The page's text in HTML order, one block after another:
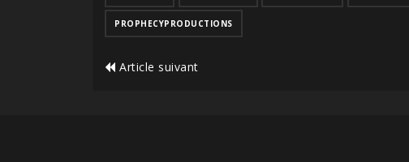
PROPHECYPRODUCTIONS
Article suivant